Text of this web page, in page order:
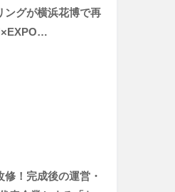
ングが横浜花博で再
！完成後の運営・